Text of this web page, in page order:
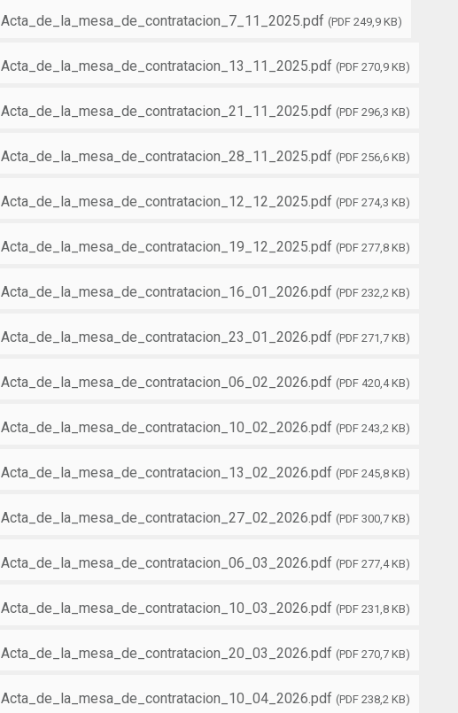
Acta_de_la_mesa_de_contratacion_7_11_2025.pdf (PDF 249,9 KB)
Acta_de_la_mesa_de_contratacion_13_11_2025.pdf (PDF 270,9 KB)
Acta_de_la_mesa_de_contratacion_21_11_2025.pdf (PDF 296,3 KB)
Acta_de_la_mesa_de_contratacion_28_11_2025.pdf (PDF 256,6 KB)
Acta_de_la_mesa_de_contratacion_12_12_2025.pdf (PDF 274,3 KB)
Acta_de_la_mesa_de_contratacion_19_12_2025.pdf (PDF 277,8 KB)
Acta_de_la_mesa_de_contratacion_16_01_2026.pdf (PDF 232,2 KB)
Acta_de_la_mesa_de_contratacion_23_01_2026.pdf (PDF 271,7 KB)
Acta_de_la_mesa_de_contratacion_06_02_2026.pdf (PDF 420,4 KB)
Acta_de_la_mesa_de_contratacion_10_02_2026.pdf (PDF 243,2 KB)
Acta_de_la_mesa_de_contratacion_13_02_2026.pdf (PDF 245,8 KB)
Acta_de_la_mesa_de_contratacion_27_02_2026.pdf (PDF 300,7 KB)
Acta_de_la_mesa_de_contratacion_06_03_2026.pdf (PDF 277,4 KB)
Acta_de_la_mesa_de_contratacion_10_03_2026.pdf (PDF 231,8 KB)
Acta_de_la_mesa_de_contratacion_20_03_2026.pdf (PDF 270,7 KB)
Acta_de_la_mesa_de_contratacion_10_04_2026.pdf (PDF 238,2 KB)